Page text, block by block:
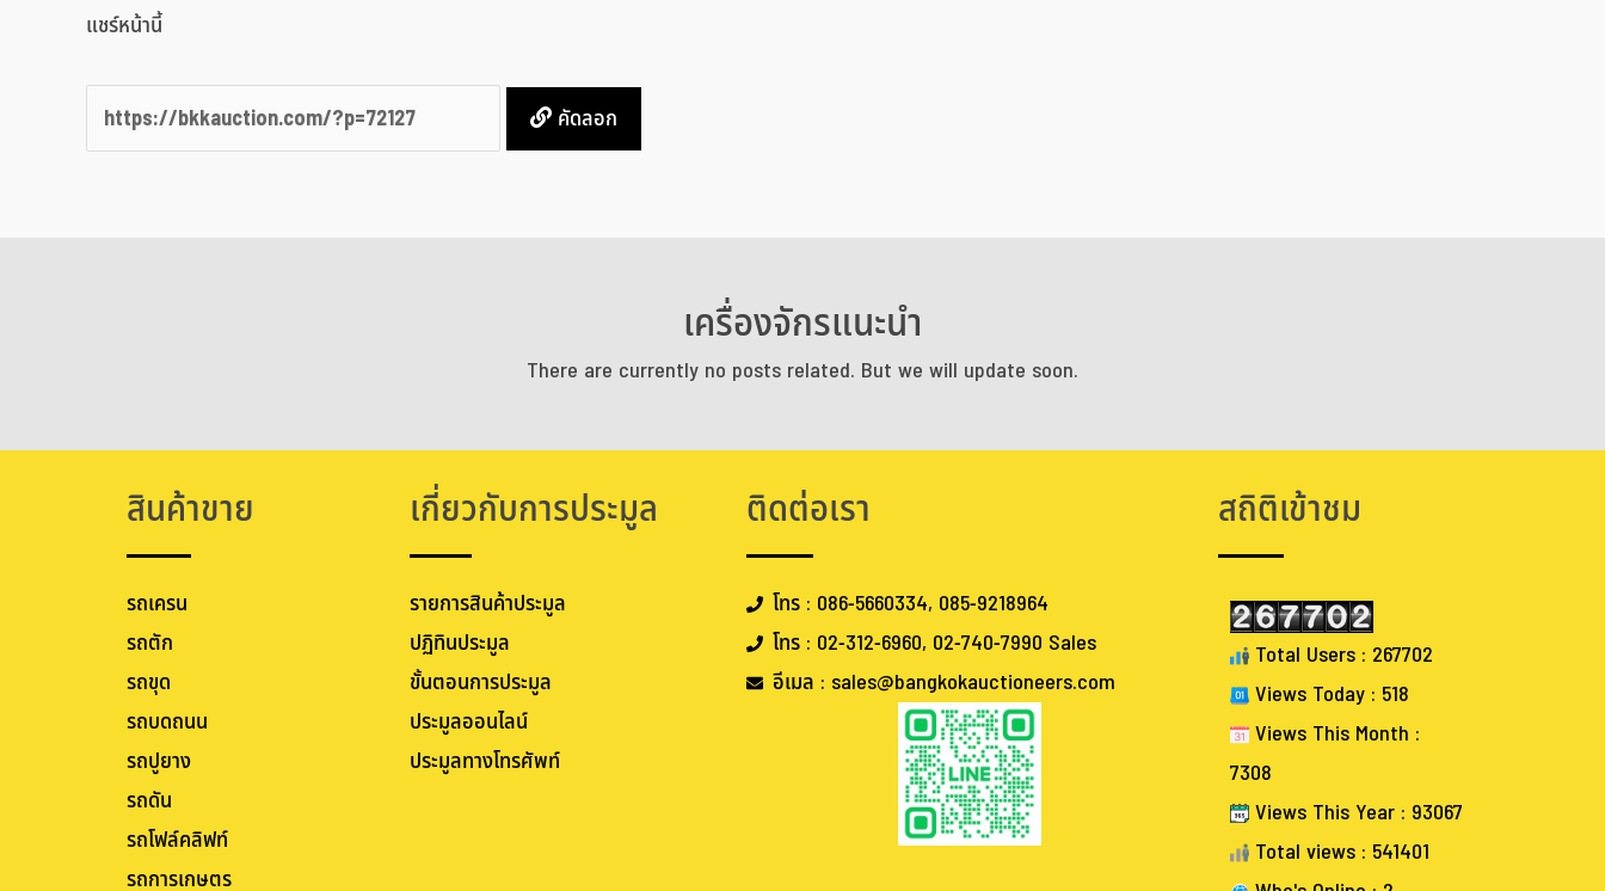
แชร์หน้านี้
คัดลอก
เครื่องจักรแนะนำ
There are currently no posts related. But we will update soon.
สินค้าขาย
รถเครน
รถตัก
รถขุด
รถบดถนน
รถปูยาง
รถดัน
รถโฟล์คลิฟท์
รถการเกษตร
เกี่ยวกับการประมูล
รายการสินค้าประมูล
ปฏิทินประมูล
ขั้นตอนการประมูล
ประมูลออนไลน์
ประมูลทางโทรศัพท์
ติดต่อเรา
โทร : 086-5660334, 085-9218964
โทร : 02-312-6960, 02-740-7990 Sales
อีเมล : sales@bangkokauctioneers.com
สถิติเข้าชม
Total Users : 267702
Views Today : 518
Views This Month :
7308
Views This Year : 93067
Total views : 541401